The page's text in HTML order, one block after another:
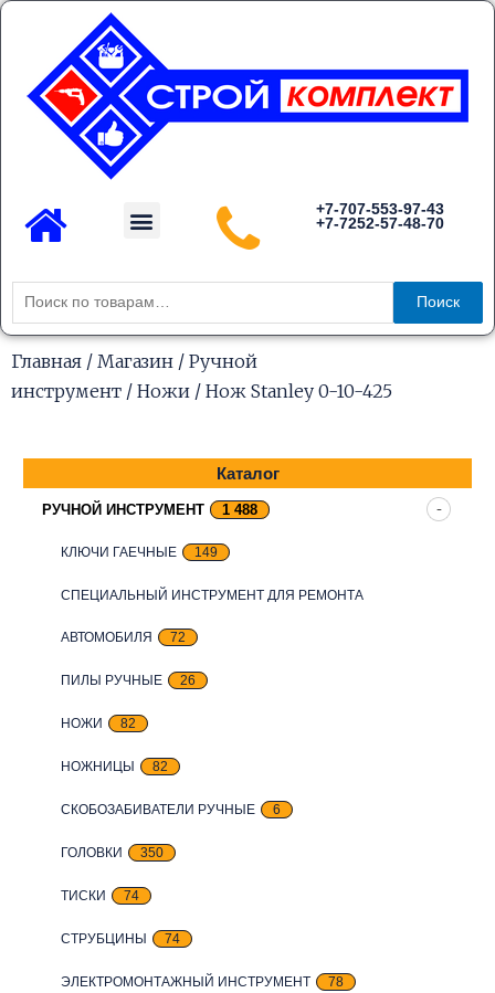
Перейти
содержимому
Menu
+7-707-553-97-43
+7-7252-57-48-70
Искать:
Поиск
Главная / Магазин / Ручной
инструмент / Ножи / Нож Stanley 0-10-425
Каталог
РУЧНОЙ ИНСТРУМЕНТ 1 488
КЛЮЧИ ГАЕЧНЫЕ 149
СПЕЦИАЛЬНЫЙ ИНСТРУМЕНТ ДЛЯ РЕМОНТА
АВТОМОБИЛЯ 72
ПИЛЫ РУЧНЫЕ 26
НОЖИ 82
НОЖНИЦЫ 82
СКОБОЗАБИВАТЕЛИ РУЧНЫЕ 6
ГОЛОВКИ 350
ТИСКИ 74
СТРУБЦИНЫ 74
ЭЛЕКТРОМОНТАЖНЫЙ ИНСТРУМЕНТ 78